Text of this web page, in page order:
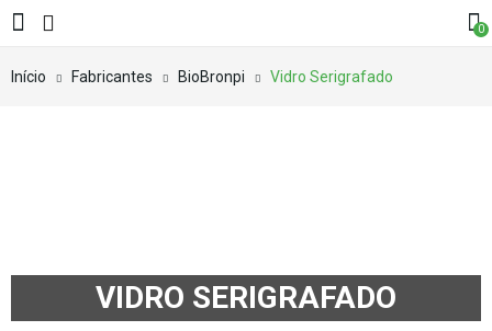
0
Início Fabricantes BioBronpi Vidro Serigrafado
VIDRO SERIGRAFADO